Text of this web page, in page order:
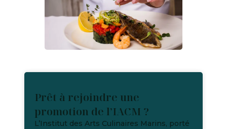
Prêt à rejoindre une
promotion de l’IACM ?
L’Institut des Arts Culinaires Marins, porté